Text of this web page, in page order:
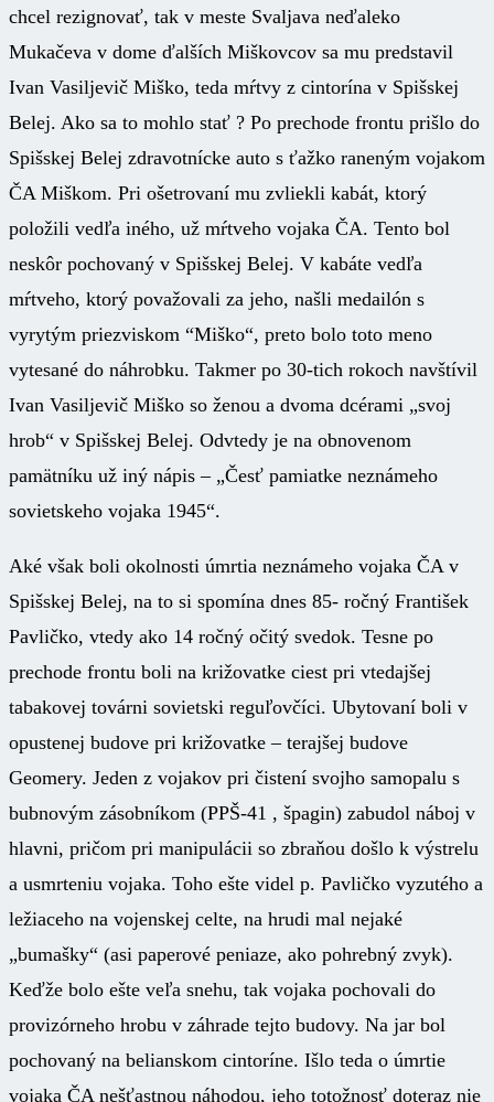
chcel rezignovať, tak v meste Svaljava neďaleko
Mukačeva v dome ďalších Miškovcov sa mu predstavil
Ivan Vasiljevič Miško, teda mŕtvy z cintorína v Spišskej
Belej. Ako sa to mohlo stať ? Po prechode frontu prišlo do
Spišskej Belej zdravotnícke auto s ťažko raneným vojakom
ČA Miškom. Pri ošetrovaní mu zvliekli kabát, ktorý
položili vedľa iného, už mŕtveho vojaka ČA. Tento bol
neskôr pochovaný v Spišskej Belej. V kabáte vedľa
mŕtveho, ktorý považovali za jeho, našli medailón s
vyrytým priezviskom “Miško“, preto bolo toto meno
vytesané do náhrobku. Takmer po 30-tich rokoch navštívil
Ivan Vasiljevič Miško so ženou a dvoma dcérami „svoj
hrob“ v Spišskej Belej. Odvtedy je na obnovenom
pamätníku už iný nápis – „Česť pamiatke neznámeho
sovietskeho vojaka 1945“.
Aké však boli okolnosti úmrtia neznámeho vojaka ČA v
Spišskej Belej, na to si spomína dnes 85- ročný František
Pavličko, vtedy ako 14 ročný očitý svedok. Tesne po
prechode frontu boli na križovatke ciest pri vtedajšej
tabakovej továrni sovietski reguľovčíci. Ubytovaní boli v
opustenej budove pri križovatke – terajšej budove
Geomery. Jeden z vojakov pri čistení svojho samopalu s
bubnovým zásobníkom (PPŠ-41 , špagin) zabudol náboj v
hlavni, pričom pri manipulácii so zbraňou došlo k výstrelu
a usmrteniu vojaka. Toho ešte videl p. Pavličko vyzutého a
ležiaceho na vojenskej celte, na hrudi mal nejaké
„bumašky“ (asi paperové peniaze, ako pohrebný zvyk).
Keďže bolo ešte veľa snehu, tak vojaka pochovali do
provizórneho hrobu v záhrade tejto budovy. Na jar bol
pochovaný na belianskom cintoríne. Išlo teda o úmrtie
vojaka ČA nešťastnou náhodou, jeho totožnosť doteraz nie